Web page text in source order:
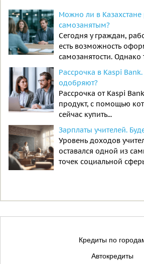
Можно ли в Казахстане
самозанятым?
Сегодня у граждан,
есть возможность
самозанятости. Однако
Рассрочка в Kaspi
одобряют?
Рассрочка от Kaspi
продукт, с помощью
сейчас купить...
Зарплаты учителей.
Уровень доходов
оставался одной из
точек социальной
Кредиты по
Автокредиты